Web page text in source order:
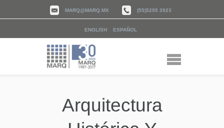
MARQ@MARQ.MX (55)5295 3923
ENGLISH ESPAÑOL
Arquitectura